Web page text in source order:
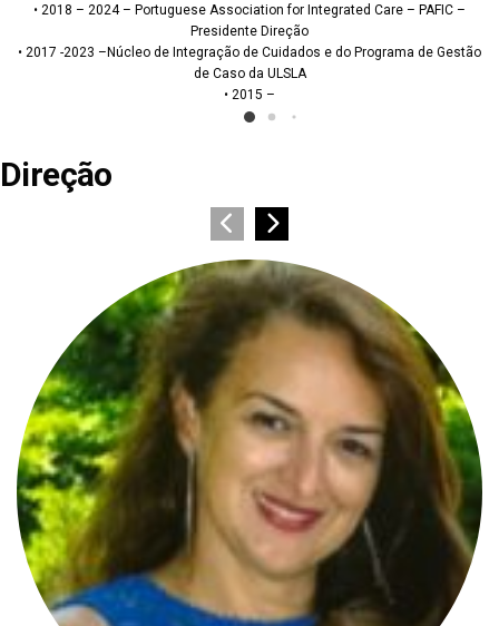
Integrated Care – PAFIC –
e do Programa de Gestão
Direção